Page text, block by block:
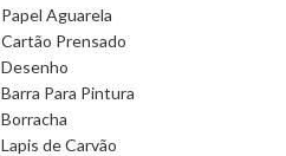
Papel Aguarela
Cartão Prensado
Desenho
Barra Para Pintura
Borracha
Lapis de Carvão